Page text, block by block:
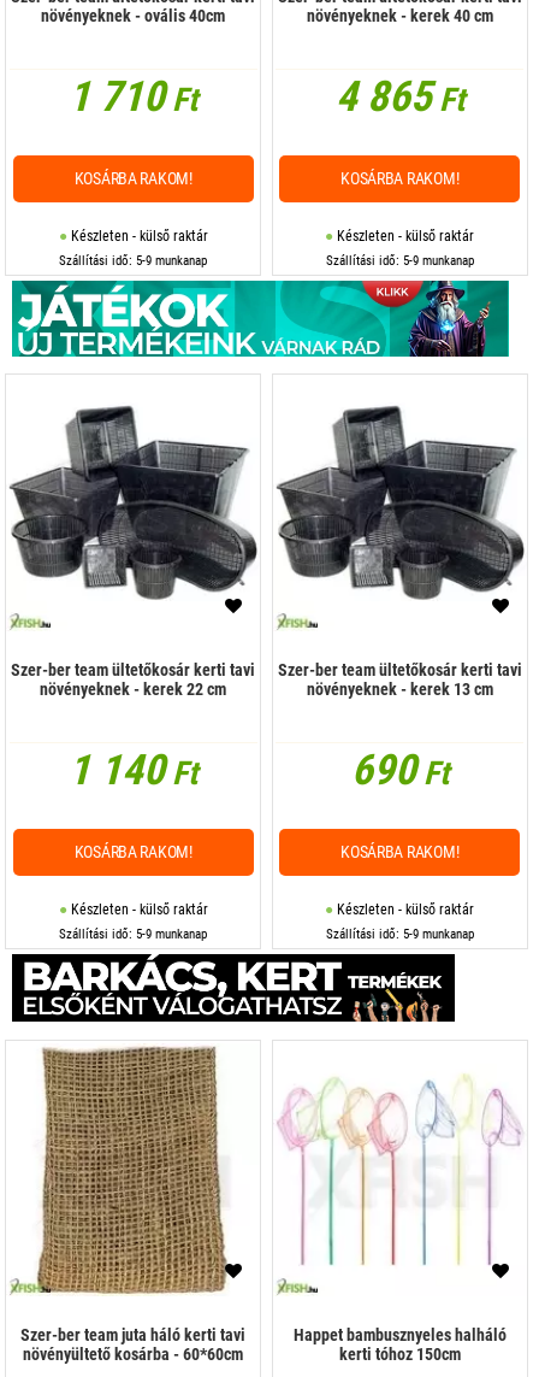
növényeknek - ovális 40cm
1 710Ft
Készleten - külső raktár
Szállítási idő: 5-9 munkanap
KOSÁRBA RAKOM!
növényeknek - kerek 40 cm
4 865Ft
Készleten - külső raktár
Szállítási idő: 5-9 munkanap
KOSÁRBA RAKOM!
Szer-ber team ültetőkosár kerti tavi
növényeknek - kerek 22 cm
1 140Ft
Készleten - külső raktár
Szállítási idő: 5-9 munkanap
KOSÁRBA RAKOM!
Szer-ber team ültetőkosár kerti tavi
növényeknek - kerek 13 cm
690Ft
Készleten - külső raktár
Szállítási idő: 5-9 munkanap
KOSÁRBA RAKOM!
Szer-ber team juta háló kerti tavi
növényültető kosárba - 60*60cm
Happet bambusznyeles halháló
kerti tóhoz 150cm